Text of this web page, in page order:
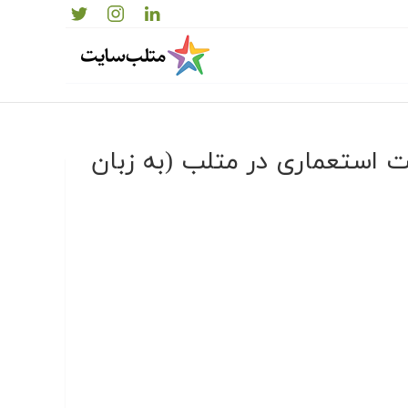
استعماری در متلب (به زبان